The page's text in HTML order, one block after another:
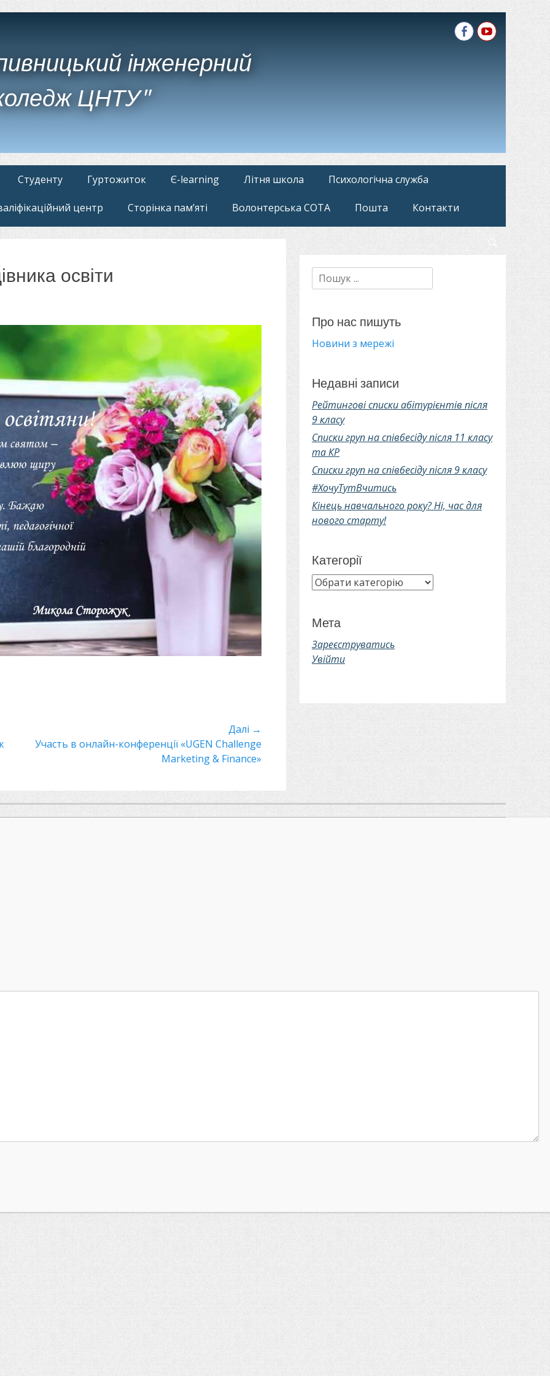
інженерний
ЦНТУ"
FacebookYouTube
Студенту Гуртожиток Є-learning Літня школа Психологічна служба
центр Сторінка пам’яті Волонтерська СОТА Пошта Контакти
освіти
Далі →
Наступний
Участь в онлайн-конференції «UGEN Challenge
Marketing & Finance»
Пошук:
Про нас пишуть
Новини з мережі
Недавні записи
Рейтингові списки абітурієнтів після
9 класу
Списки груп на співбесіду після 11 класу
та КР
Списки груп на співбесіду після 9 класу
#ХочуТутВчитись
Кінець навчального року? Ні, час для
нового старту!
Категорії
Категорії
Мета
Зареєструватись
Увійти